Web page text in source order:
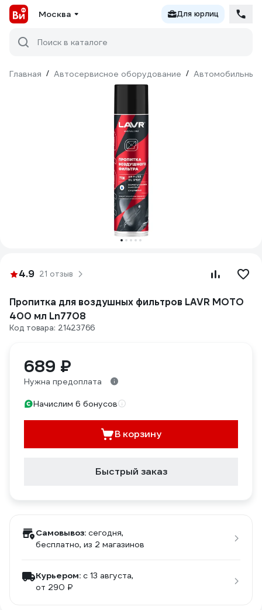
Москва Для юрлиц
Поиск в каталоге
Главная / Автосервисное оборудование / Автомобильные
4.9 21 отзыв
Пропитка для воздушных фильтров LAVR MOTO
400 мл Ln7708
Код товара: 21423766
689 ₽
Нужна предоплата
Начислим 6 бонусов
В корзину
Быстрый заказ
Самовывоз: сегодня,
бесплатно, из 2 магазинов
Курьером: c 13 августа,
от 290 ₽